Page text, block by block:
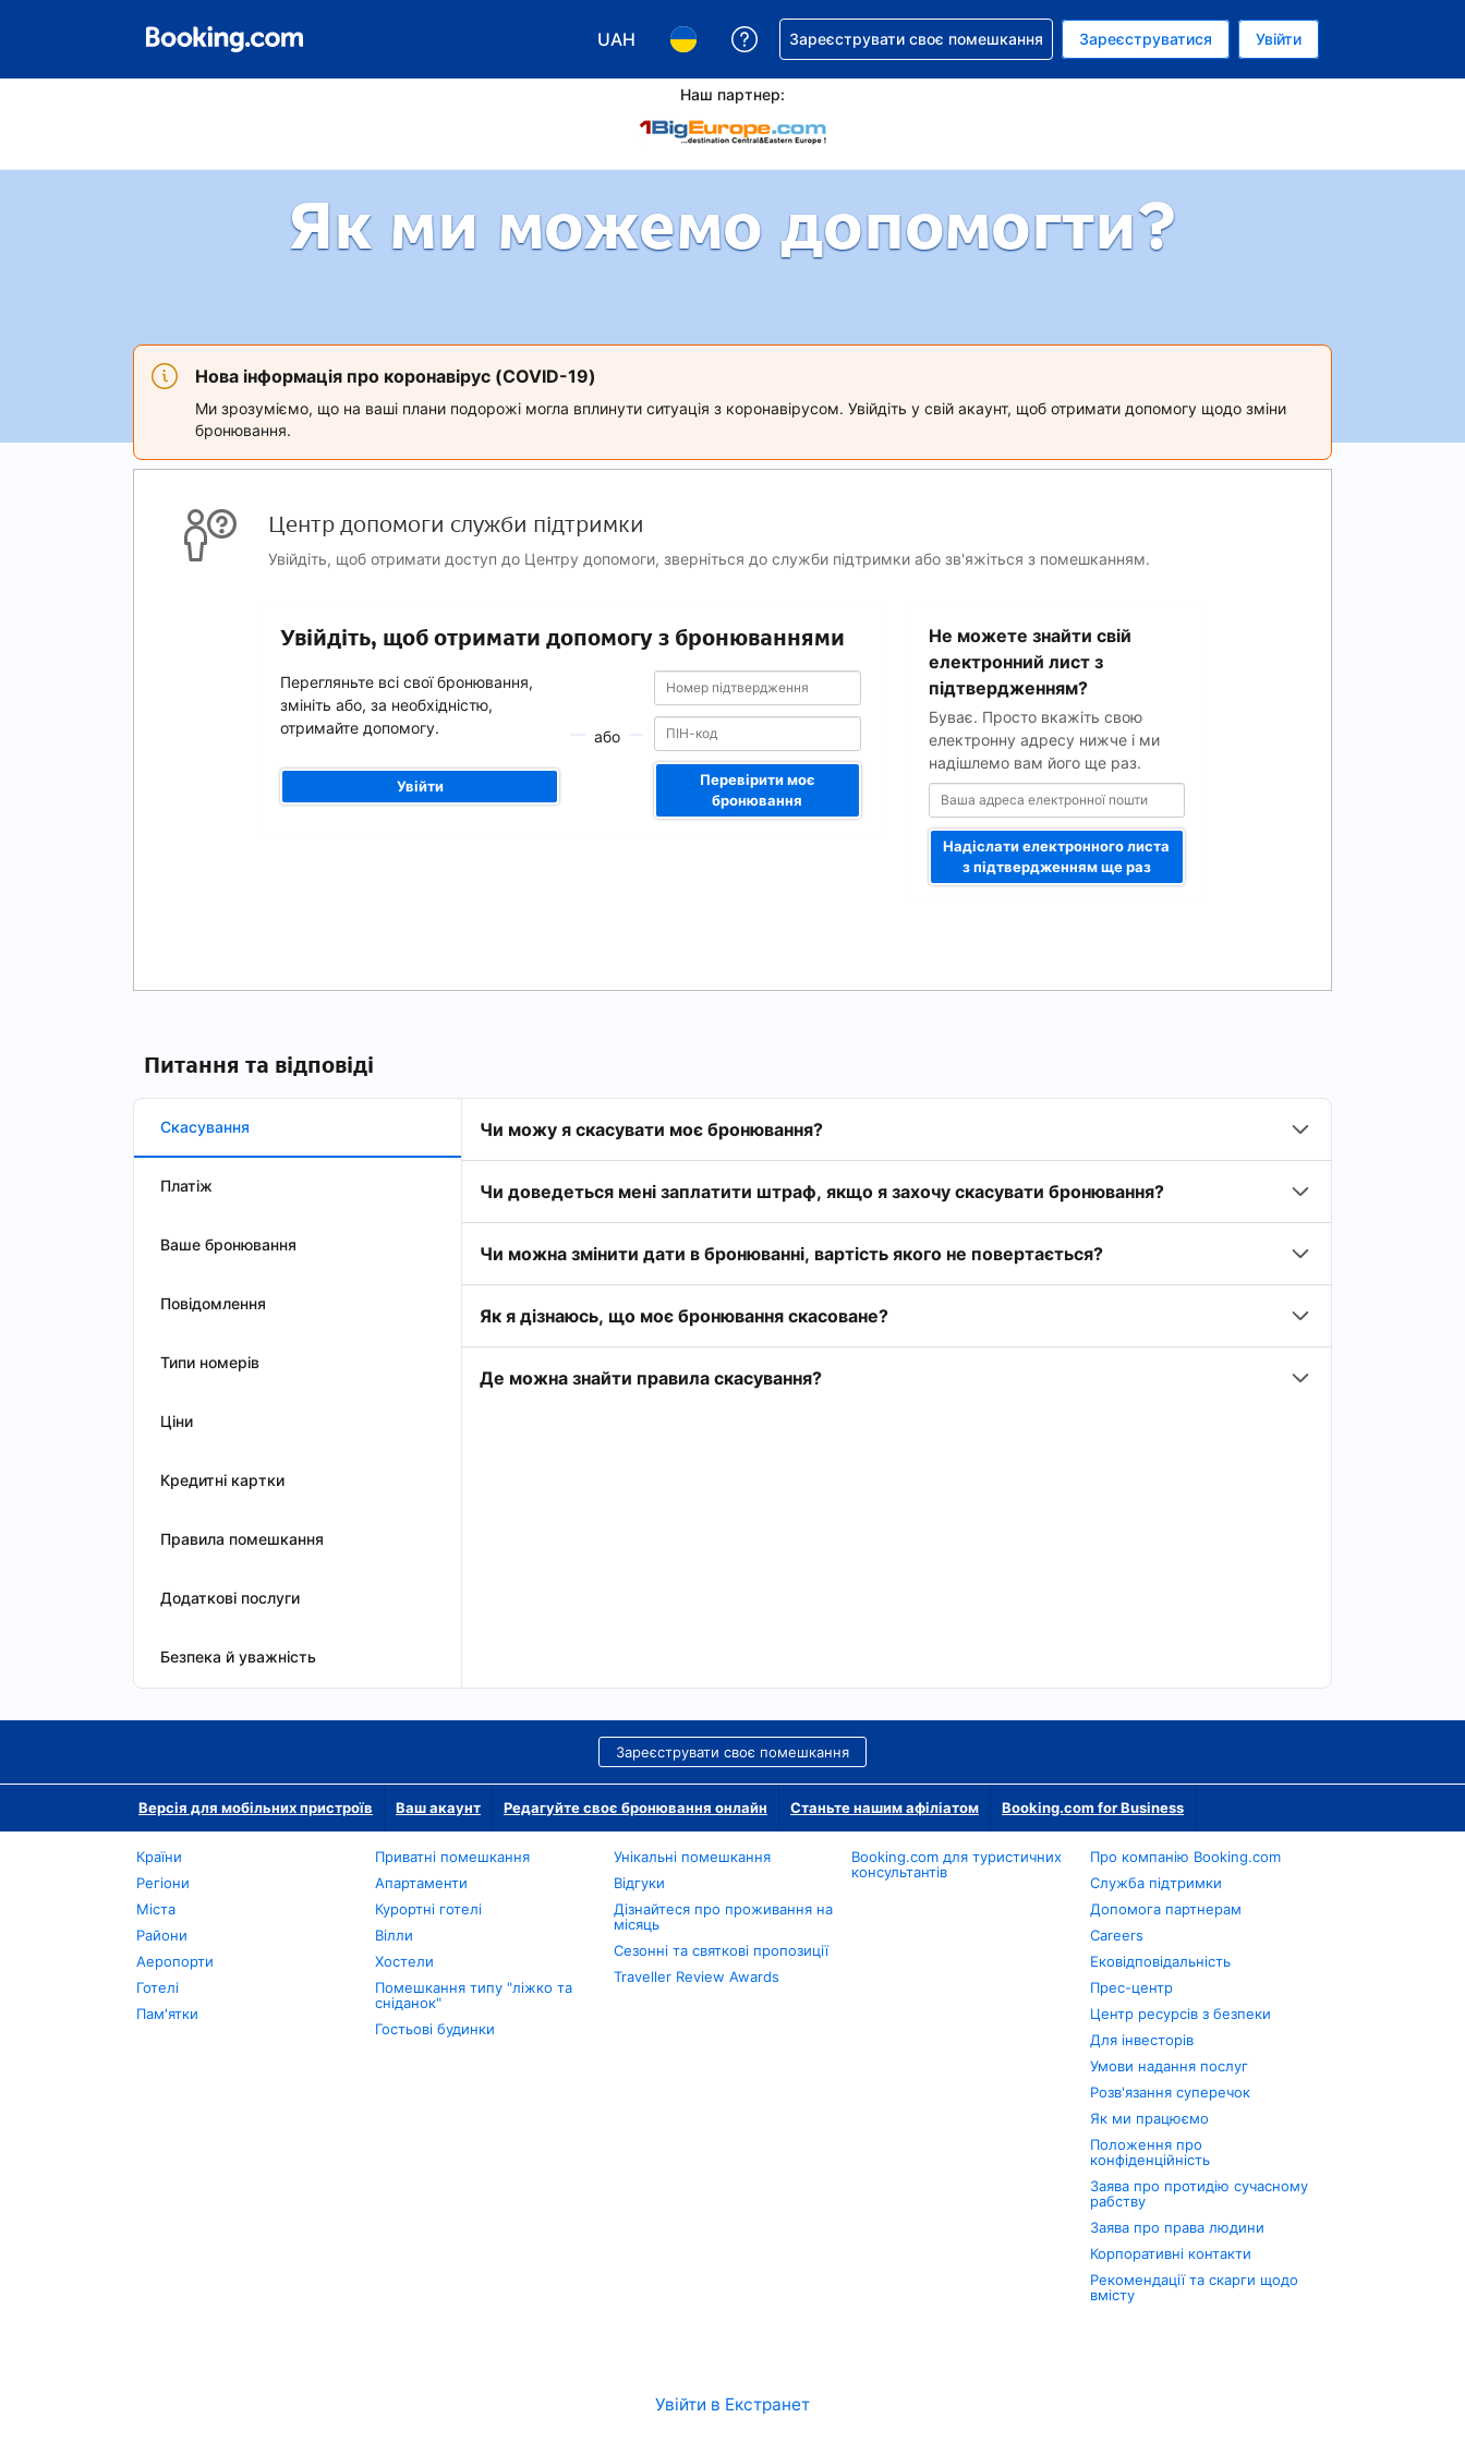
UAH
Виберіть валюту. Ваша поточна валюта: Українська гривня
Виберіть мову. Ваша поточна мова: Українською
Отримайте допомогу з бронюванням
Зареєструвати своє помешкання Зареєструватися Увійти
Наш партнер:
Як ми можемо допомогти?
Нова інформація про коронавірус (COVID-19)
Ми зрозуміємо, що на ваші плани подорожі могла вплинути ситуація з коронавірусом. Увійдіть у свій акаунт, щоб отримати допомогу щодо зміни
бронювання.
Центр допомоги служби підтримки
Увійдіть, щоб отримати доступ до Центру допомоги, зверніться до служби підтримки або зв'яжіться з помешканням.
Увійдіть, щоб отримати допомогу з бронюваннями
Перегляньте всі свої бронювання,
змініть або, за необхідністю,
отримайте допомогу.
Увійти
або
Номер
підтвердження
Номер
підтвердження
Перевірити моє
бронювання
Не можете знайти свій
електронний лист з
підтвердженням?
Буває. Просто вкажіть свою
електронну адресу нижче і ми
надішлемо вам його ще раз.
адреса
електронної
пошти
Надіслати електронного листа
з підтвердженням ще раз
Питання та відповіді
Скасування
Платіж
Ваше бронювання
Повідомлення
Типи номерів
Ціни
Кредитні картки
Правила помешкання
Додаткові послуги
Безпека й уважність
Чи можу я скасувати моє бронювання?
Чи доведеться мені заплатити штраф, якщо я захочу скасувати бронювання?
Чи можна змінити дати в бронюванні, вартість якого не повертається?
Як я дізнаюсь, що моє бронювання скасоване?
Де можна знайти правила скасування?
Зареєструвати своє помешкання
Версія для мобільних пристроїв Ваш акаунт Редагуйте своє бронювання онлайн Станьте нашим афіліатом Booking.com for Business
Країни
Регіони
Міста
Райони
Аеропорти
Готелі
Пам'ятки
Приватні помешкання
Апартаменти
Курортні готелі
Вілли
Хостели
Помешкання типу "ліжко та
сніданок"
Гостьові будинки
Унікальні помешкання
Відгуки
Дізнайтеся про проживання на
місяць
Сезонні та святкові пропозиції
Traveller Review Awards
Booking.com для туристичних
консультантів
Про компанію Booking.com
Служба підтримки
Допомога партнерам
Careers
Ековідповідальність
Прес-центр
Центр ресурсів з безпеки
Для інвесторів
Умови надання послуг
Розв'язання суперечок
Як ми працюємо
Положення про
конфіденційність
Заява про протидію сучасному
рабству
Заява про права людини
Корпоративні контакти
Рекомендації та скарги щодо
вмісту
Увійти в Екстранет